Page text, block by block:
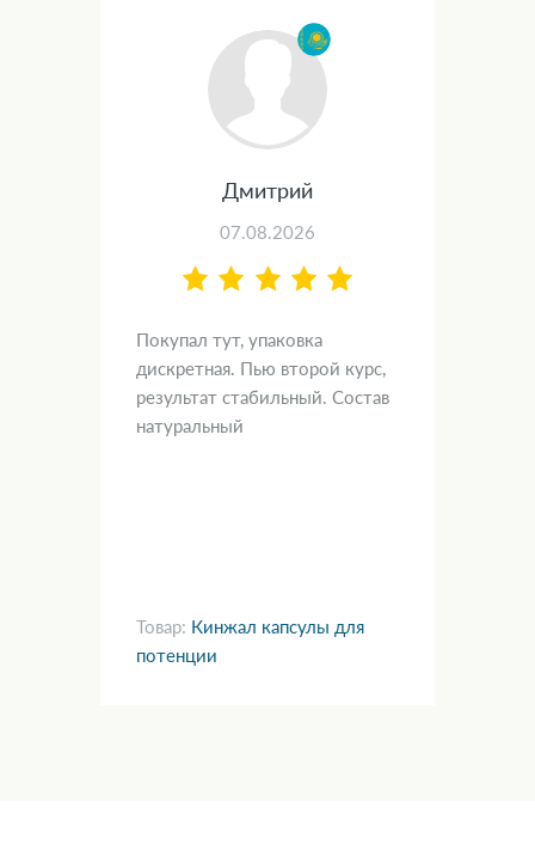
Дмитрий
07.08.2026
Покупал тут, упаковка
дискретная. Пью второй курс,
результат стабильный. Состав
натуральный
Товар: Кинжал капсулы для
потенции